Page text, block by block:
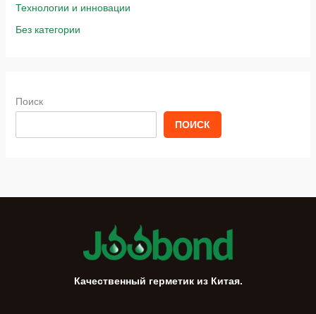
Технологии и инновации
Без категории
Поиск
ПОИСК
Качественный герметик из Китая.